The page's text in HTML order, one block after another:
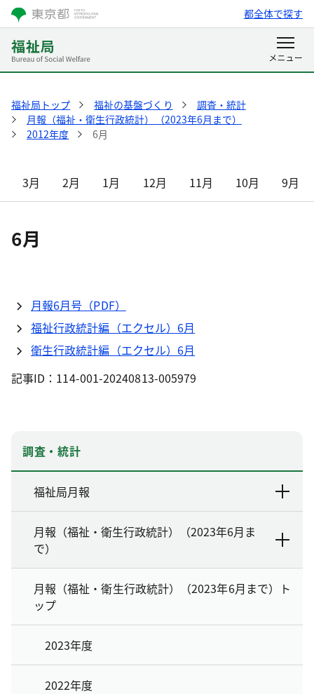
都全体で探す
福祉局トップ 福祉の基盤づくり
調査・統計
月報（福祉・衛生行政統計）（2023年6月まで）
2012年度
6月
3月 2月 1月 12月 11月 10月 9月
6月
月報6月号（PDF）
福祉行政統計編（エクセル）6月
衛生行政統計編（エクセル）6月
記事ID：114-001-20240813-005979
調査・統計
福祉局月報
月報（福祉・衛生行政統計）（2023年6月ま
で）
月報（福祉・衛生行政統計）（2023年6月まで）ト
ップ
2023年度
2022年度